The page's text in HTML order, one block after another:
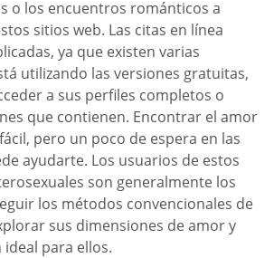
o los encuentros románticos a
sitios web. Las citas en línea
ya que existen varias
utilizando las versiones gratuitas,
a sus perfiles completos o
que contienen. Encontrar el amor
pero un poco de espera en las
ayudarte. Los usuarios de estos
son generalmente los
los métodos convencionales de
sus dimensiones de amor y
para ellos.